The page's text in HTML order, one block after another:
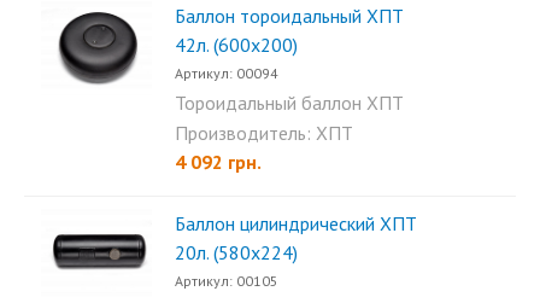
Баллон тороидальный ХПТ
42л. (600х200)
Артикул: 00094
Тороидальный баллон ХПТ
42л. (600х200)...
Производитель: ХПТ
4 092 грн.
Баллон цилиндрический ХПТ
20л. (580х224)
Артикул: 00105